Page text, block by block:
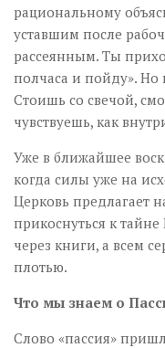
рациональному
уставшим после
рассеянным. Ты
полчаса и пойду». Но
Стоишь со свечой,
чувствуешь, как
Уже в ближайшее
когда силы уже на
Церковь предлагает
прикоснуться к
через книги, а всем
плотью.
Что мы знаем о
Слово «пассия»